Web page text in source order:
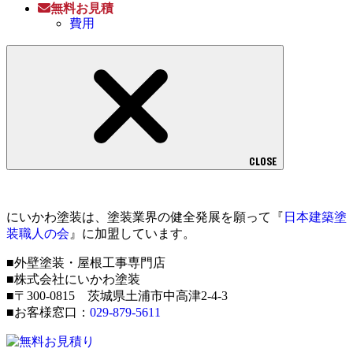
無料お見積
費用
CLOSE
にいかわ塗装は、塗装業界の健全発展を願って『 日本建築塗
装職人の会 』に加盟しています。
■外壁塗装・屋根工事専門店
■株式会社にいかわ塗装
■〒300-0815 茨城県土浦市中高津2-4-3
■お客様窓口： 029-879-5611